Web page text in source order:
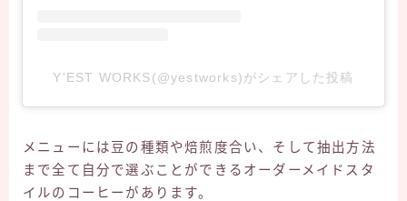
Y'EST WORKS(@yestworks)がシェアした投稿
メニューには豆の種類や焙煎度合い、そして抽出方法
まで全て自分で選ぶことができるオーダーメイドスタ
イルのコーヒーがあります。